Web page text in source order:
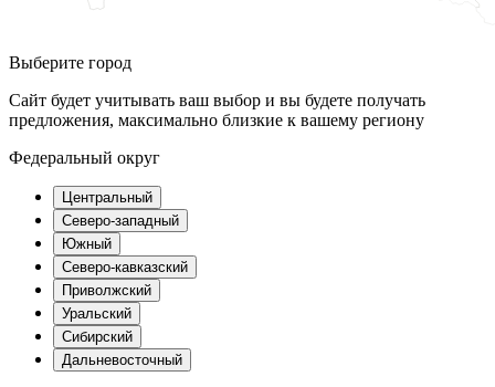
Выберите город
Сайт будет учитывать ваш выбор и вы будете получать
предложения, максимально близкие к вашему региону
Федеральный округ
Центральный
Северо-западный
Южный
Северо-кавказский
Приволжский
Уральский
Сибирский
Дальневосточный